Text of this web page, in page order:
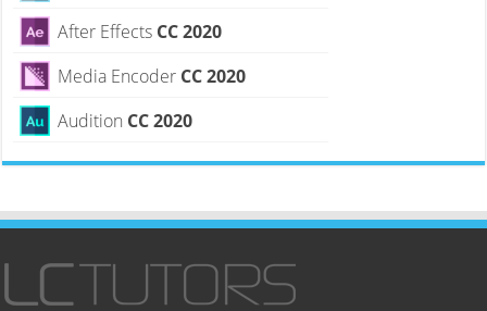
After Effects CC 2020
Media Encoder CC 2020
Audition CC 2020